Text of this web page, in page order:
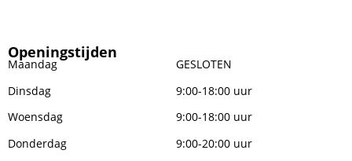
Openingstijden
Maandag
GESLOTEN
Dinsdag
9:00-18:00 uur
Woensdag
9:00-18:00 uur
Donderdag
9:00-20:00 uur